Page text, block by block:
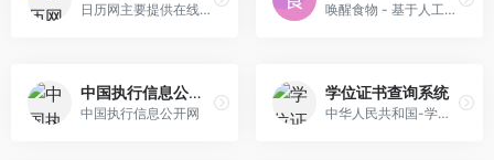
日历网主要提供在线日历查询，农历、节日、节气等方面的内容。 唤醒食物 - 基于人工智能与数据可视化技术为您提供全面直观的食物营养成分与科学食疗方案。
中国执行信息公开网
中国执行信息公开网
学位证书查询系统
中华人民共和国-学位证书查询系统